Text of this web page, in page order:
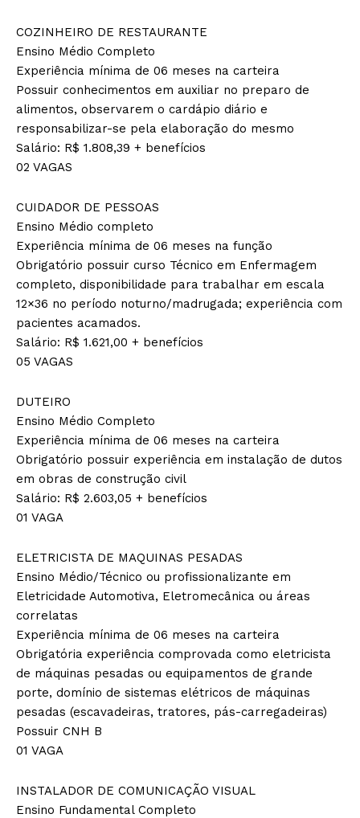
COZINHEIRO DE RESTAURANTE
Ensino Médio Completo
Experiência mínima de 06 meses na carteira
Possuir conhecimentos em auxiliar no preparo de
alimentos, observarem o cardápio diário e
responsabilizar-se pela elaboração do mesmo
Salário: R$ 1.808,39 + benefícios
02 VAGAS
CUIDADOR DE PESSOAS
Ensino Médio completo
Experiência mínima de 06 meses na função
Obrigatório possuir curso Técnico em Enfermagem
completo, disponibilidade para trabalhar em escala
12×36 no período noturno/madrugada; experiência com
pacientes acamados.
Salário: R$ 1.621,00 + benefícios
05 VAGAS
DUTEIRO
Ensino Médio Completo
Experiência mínima de 06 meses na carteira
Obrigatório possuir experiência em instalação de dutos
em obras de construção civil
Salário: R$ 2.603,05 + benefícios
01 VAGA
ELETRICISTA DE MAQUINAS PESADAS
Ensino Médio/Técnico ou profissionalizante em
Eletricidade Automotiva, Eletromecânica ou áreas
correlatas
Experiência mínima de 06 meses na carteira
Obrigatória experiência comprovada como eletricista
de máquinas pesadas ou equipamentos de grande
porte, domínio de sistemas elétricos de máquinas
pesadas (escavadeiras, tratores, pás-carregadeiras)
Possuir CNH B
01 VAGA
INSTALADOR DE COMUNICAÇÃO VISUAL
Ensino Fundamental Completo